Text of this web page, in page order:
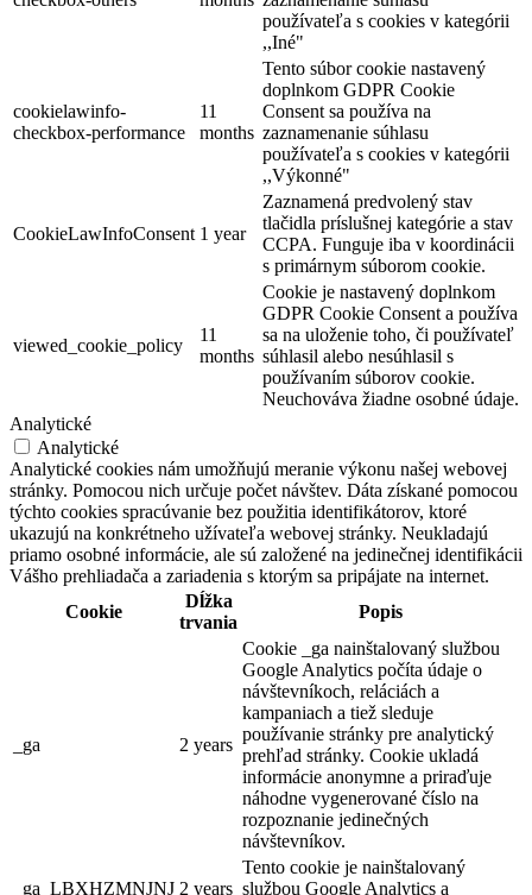
používateľa s cookies v kategórii
,,Iné"
cookielawinfo-
checkbox-performance
11
months
Tento súbor cookie nastavený
doplnkom GDPR Cookie
Consent sa používa na
zaznamenanie súhlasu
používateľa s cookies v kategórii
,,Výkonné"
CookieLawInfoConsent 1 year
Zaznamená predvolený stav
tlačidla príslušnej kategórie a stav
CCPA. Funguje iba v koordinácii
s primárnym súborom cookie.
viewed_cookie_policy
11
months
Cookie je nastavený doplnkom
GDPR Cookie Consent a používa
sa na uloženie toho, či používateľ
súhlasil alebo nesúhlasil s
používaním súborov cookie.
Neuchováva žiadne osobné údaje.
Analytické
Analytické
Analytické cookies nám umožňujú meranie výkonu našej webovej
stránky. Pomocou nich určuje počet návštev. Dáta získané pomocou
týchto cookies spracúvanie bez použitia identifikátorov, ktoré
ukazujú na konkrétneho užívateľa webovej stránky. Neukladajú
priamo osobné informácie, ale sú založené na jedinečnej identifikácii
Vášho prehliadača a zariadenia s ktorým sa pripájate na internet.
Cookie
Dĺžka
trvania
Popis
_ga 2 years
Cookie _ga nainštalovaný službou
Google Analytics počíta údaje o
návštevníkoch, reláciách a
kampaniach a tiež sleduje
používanie stránky pre analytický
prehľad stránky. Cookie ukladá
informácie anonymne a priraďuje
náhodne vygenerované číslo na
rozpoznanie jedinečných
návštevníkov.
_ga_LBXHZMNJNJ 2 years
Tento cookie je nainštalovaný
službou Google Analytics a